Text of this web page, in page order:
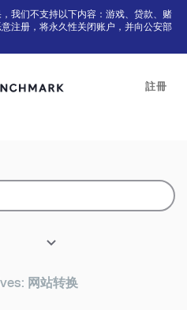
我们不支持以下内容：游戏、贷款、赌
注册，将永久性关闭账户，并向公安部
註冊
网站转换